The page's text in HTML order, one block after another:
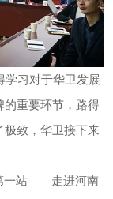
学习对于华卫发展
的重要环节，路得
极致，华卫接下来
一站——走进河南